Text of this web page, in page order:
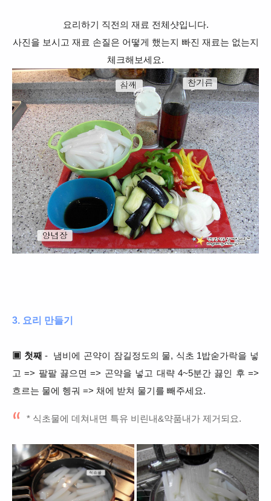
요리하기 직전의 재료 전체샷입니다.
사진을 보시고 재료 손질은 어떻게 했는지 빠진 재료는 없는지
체크해보세요.
3. 요리 만들기
▣ 첫째 - 냄비에 곤약이 잠길정도의 물, 식초 1밥숟가락을 넣
고 => 팔팔 끓으면 => 곤약을 넣고 대략 4~5분간 끓인 후 =>
흐르는 물에 헹궈 => 채에 받쳐 물기를 빼주세요.
* 식초물에 데쳐내면 특유 비린내&약품내가 제거되요.